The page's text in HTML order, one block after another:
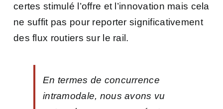
certes stimulé l’offre et l’innovation mais cela
ne suffit pas pour reporter significativement
des flux routiers sur le rail.
En termes de concurrence
intramodale, nous avons vu